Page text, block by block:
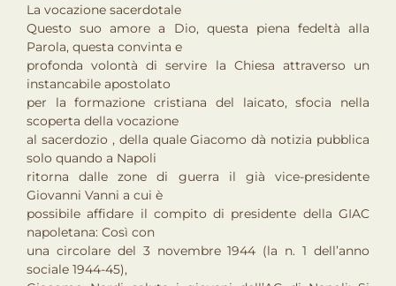
La vocazione sacerdotale
Questo suo amore a Dio, questa piena fedeltà alla
Parola, questa convinta e
profonda volontà di servire la Chiesa attraverso un
instancabile apostolato
per la formazione cristiana del laicato, sfocia nella
scoperta della vocazione
al sacerdozio , della quale Giacomo dà notizia pubblica
solo quando a Napoli
ritorna dalle zone di guerra il già vice-presidente
Giovanni Vanni a cui è
possibile affidare il compito di presidente della GIAC
napoletana: Così con
una circolare del 3 novembre 1944 (la n. 1 dell’anno
sociale 1944-45),